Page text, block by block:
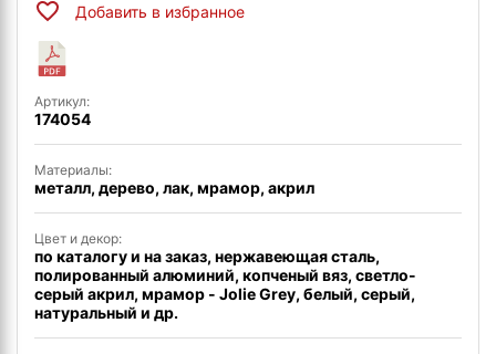
Добавить в избранное
Артикул:
174054
Материалы:
металл, дерево, лак, мрамор, акрил
Цвет и декор:
по каталогу и на заказ, нержавеющая сталь,
полированный алюминий, копченый вяз, светло-
серый акрил, мрамор - Jolie Grey, белый, серый,
натуральный и др.